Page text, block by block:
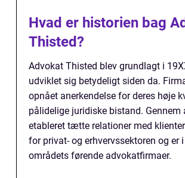
Hvad er historien bag
Thisted?
Advokat Thisted blev grundlagt i
udviklet sig betydeligt siden da.
opnået anerkendelse for deres høje
pålidelige juridiske bistand. Gennem
etableret tætte relationer med
for privat- og erhvervssektoren og er
områdets førende advokatfirmaer.